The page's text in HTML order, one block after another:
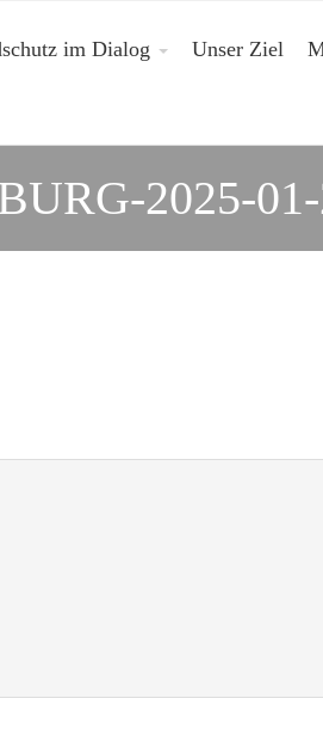
im Dialog Unser Ziel
2025-